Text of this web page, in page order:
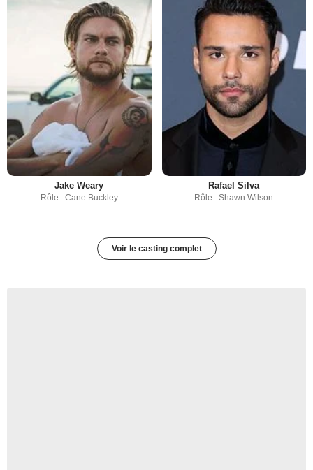
Jake Weary
Rôle : Cane Buckley
Rafael Silva
Rôle : Shawn Wilson
Voir le casting complet